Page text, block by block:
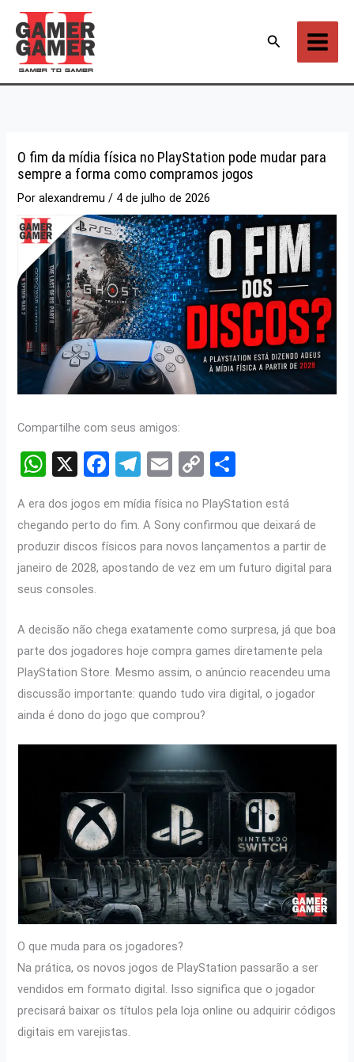
para
conteúdo
Pesquisar
O fim da mídia física no PlayStation pode mudar para
sempre a forma como compramos jogos
Poralexandremu/ 4 de julho de 2026
Compartilhe com seus amigos:
W
at
s
A
p
X
F
ce
b
o
T
e
gr
a
E
ail
C
py
Li
n
ar
e
A era dos jogos em mídia física no PlayStation está
chegando perto do fim. A Sony confirmou que deixará de
produzir discos físicos para novos lançamentos a partir de
janeiro de 2028, apostando de vez em um futuro digital para
seus consoles.
A decisão não chega exatamente como surpresa, já que boa
parte dos jogadores hoje compra games diretamente pela
PlayStation Store. Mesmo assim, o anúncio reacendeu uma
discussão importante: quando tudo vira digital, o jogador
ainda é dono do jogo que comprou?
O que muda para os jogadores?
Na prática, os novos jogos de PlayStation passarão a ser
vendidos em formato digital. Isso significa que o jogador
precisará baixar os títulos pela loja online ou adquirir códigos
digitais em varejistas.